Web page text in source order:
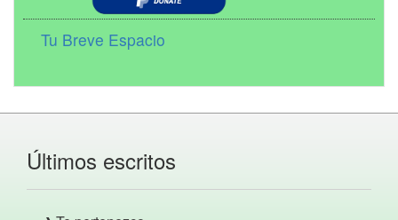
Tu Breve Espacio
Últimos escritos